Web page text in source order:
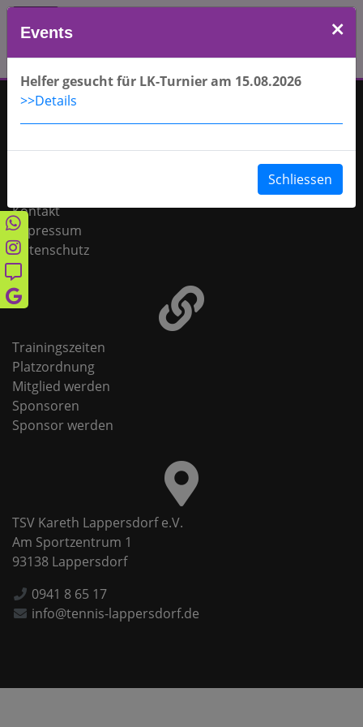
Kontakt
Impressum
Datenschutz
Trainingszeiten
Platzordnung
Mitglied werden
Sponsoren
Sponsor werden
TSV Kareth Lappersdorf e.V.
Am Sportzentrum 1
93138 Lappersdorf
0941 8 65 17
info@tennis-lappersdorf.de
Events
Helfer gesucht für LK-Turnier am 15.08.2026
>>Details
Schliessen